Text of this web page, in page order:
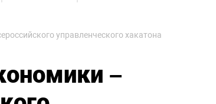
управленческого хакатона
–